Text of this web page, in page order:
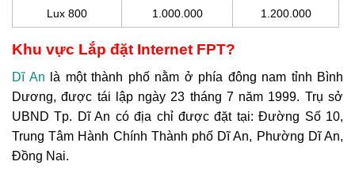
Lux 800 1.000.000 1.200.000
Khu vực Lắp đặt Internet FPT?
Dĩ An là một thành phố nằm ở phía đông nam tỉnh Bình
Dương, được tái lập ngày 23 tháng 7 năm 1999. Trụ sở
UBND Tp. Dĩ An có địa chỉ được đặt tại: Đường Số 10,
Trung Tâm Hành Chính Thành phố Dĩ An, Phường Dĩ An,
Đồng Nai.